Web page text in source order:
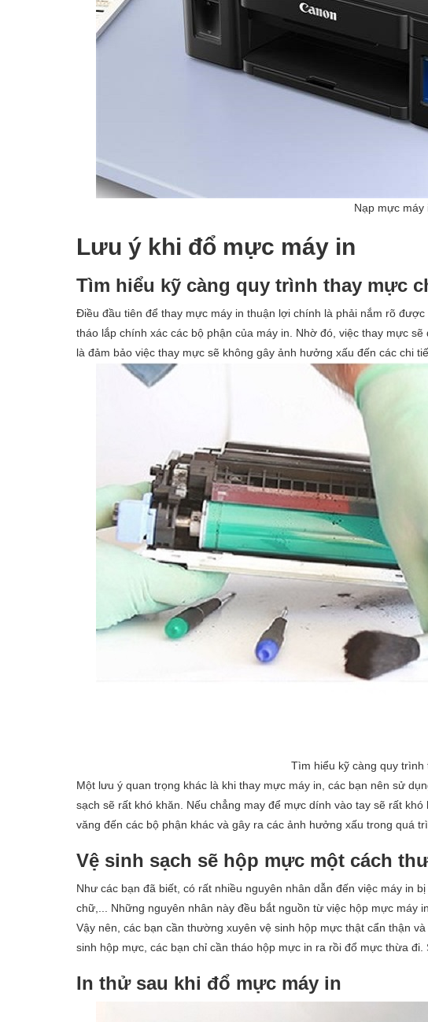
Nạp mực máy
Lưu ý khi đổ mực máy in
Tìm hiểu kỹ càng quy trình thay mực
Điều đầu tiên để thay mực máy in thuận lợi chính là phải nắm rõ
tháo lắp chính xác các bộ phận của máy in. Nhờ đó, việc thay mực
là đảm bảo việc thay mực sẽ không gây ảnh hưởng xấu đến các chi
Tìm hiểu kỹ càng quy trình
Một lưu ý quan trọng khác là khi thay mực máy in, các bạn nên sử
sạch sẽ rất khó khăn. Nếu chẳng may để mực dính vào tay sẽ rất
văng đến các bộ phận khác và gây ra các ảnh hưởng xấu trong quá
Vệ sinh sạch sẽ hộp mực một cách
Như các bạn đã biết, có rất nhiều nguyên nhân dẫn đến việc máy in
chữ,... Những nguyên nhân này đều bắt nguồn từ việc hộp mực máy
Vậy nên, các bạn cần thường xuyên vệ sinh hộp mực thật cẩn thận
sinh hộp mực, các bạn chỉ cần tháo hộp mực in ra rồi đổ mực thừa
In thử sau khi đổ mực máy in